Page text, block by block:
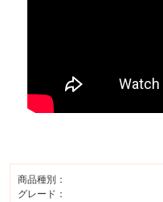
商品種別：
グレード：